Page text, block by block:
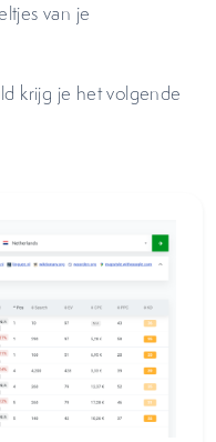
van je
krijg je het volgende